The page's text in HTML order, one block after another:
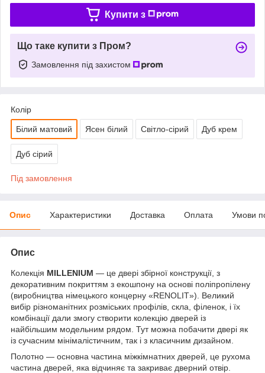
Купити з
Що таке купити з Пром?
Замовлення під захистом
Колір
Білий матовий Ясен білий Світло-сірий Дуб крем
Дуб сірий
Під замовлення
Опис Характеристики Доставка Оплата Умови
Опис
Колекція MILLENIUM — це двері збірної конструкції, з
декоративним покриттям з екошпону на основі поліпропілену
(виробництва німецького концерну «RENOLIT»). Великий
вибір різноманітних розміських профілів, скла, філенок, і їх
комбінації дали змогу створити колекцію дверей із
найбільшим модельним рядом. Тут можна побачити двері як
із сучасним мінімалістичним, так і з класичним дизайном.
Полотно — основна частина міжкімнатних дверей, це рухома
частина дверей, яка відчиняє та закриває дверний отвір.